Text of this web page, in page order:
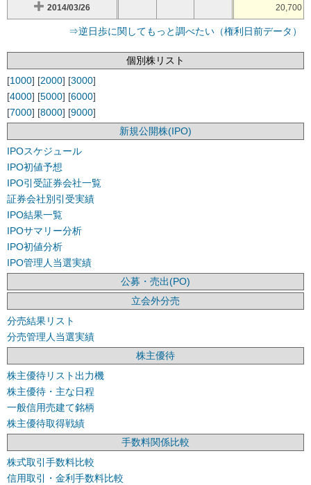
2014/03/26 20,700
⇒逆日歩に関してもっと調べたい（権利日前データ）
個別株リスト
[1000] [2000] [3000]
[4000] [5000] [6000]
[7000] [8000] [9000]
新規公開株(IPO)
IPOスケジュール
IPO初値予想
IPO引受証券会社一覧
証券会社別引受実績
IPO結果一覧
IPOサマリー分析
IPO初値分析
IPO管理人当選実績
公募・売出(PO)
立会外分売
分売結果リスト
分売管理人当選実績
株主優待
株主優待リスト出力機
株主優待・主な日程
一般信用売建て銘柄
株主優待取得戦績
手数料関係比較
株式取引手数料比較
信用取引・金利手数料比較